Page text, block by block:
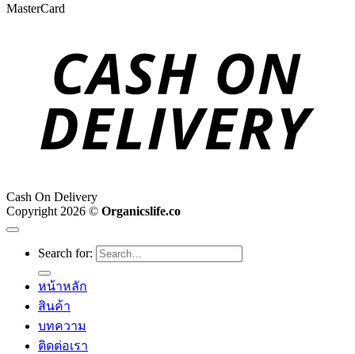
MasterCard
Cash On Delivery
Copyright 2026 © Organicslife.co
Search for:
หน้าหลัก
สินค้า
บทความ
ติดต่อเรา